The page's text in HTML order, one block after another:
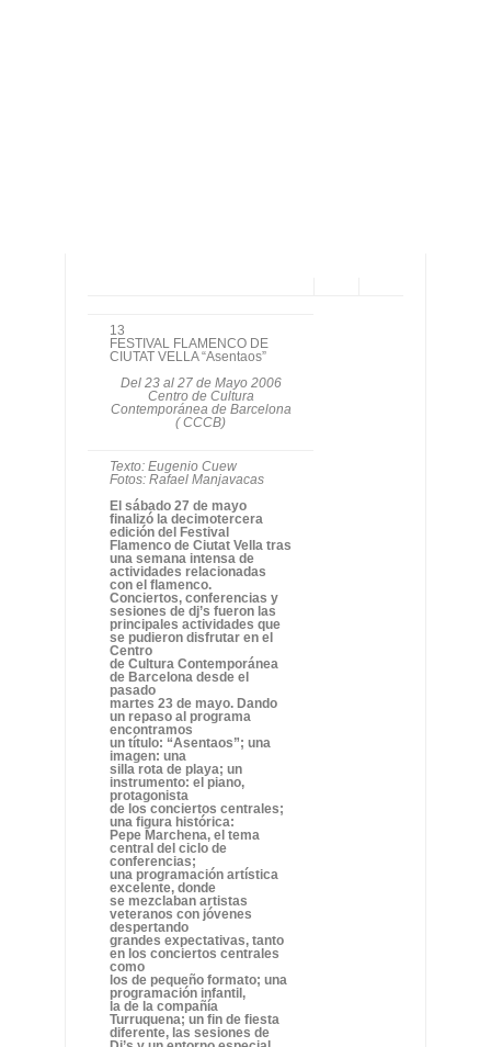
13
FESTIVAL FLAMENCO DE
CIUTAT VELLA “Asentaos”
Del 23 al 27 de Mayo 2006
Centro de Cultura
Contemporánea de Barcelona
( CCCB)
Texto: Eugenio Cuew
Fotos: Rafael Manjavacas
El sábado 27 de mayo
finalizó la decimotercera
edición del Festival
Flamenco de Ciutat Vella tras
una semana intensa de
actividades relacionadas
con el flamenco.
Conciertos, conferencias y
sesiones de dj’s fueron las
principales actividades que
se pudieron disfrutar en el
Centro
de Cultura Contemporánea
de Barcelona desde el
pasado
martes 23 de mayo. Dando
un repaso al programa
encontramos
un título: “Asentaos”; una
imagen: una
silla rota de playa; un
instrumento: el piano,
protagonista
de los conciertos centrales;
una figura histórica:
Pepe Marchena, el tema
central del ciclo de
conferencias;
una programación artística
excelente, donde
se mezclaban artistas
veteranos con jóvenes
despertando
grandes expectativas, tanto
en los conciertos centrales
como
los de pequeño formato; una
programación infantil,
la de la compañía
Turruquena; un fin de fiesta
diferente, las sesiones de